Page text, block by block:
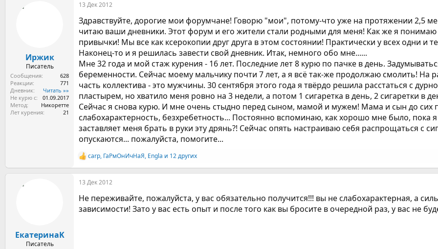
Иржик
Писатель
Сообщения
628
Реакции
771
Дневник
Читать »»
Не курю с
01.09.2017
Метод
Никоретте
Лет курения
21
13 Дек 2012
Здравствуйте, дорогие мои форумчане! Говорю "мои", потому-что уже на протяжении 2,5
читаю ваши дневники. Этот форум и его жители стали родными для меня! Как же я понимаю
привычки! Мы все как ксерокопии друг друга в этом состоянии! Практически у всех одни
Наконец-то и я решилась завести свой дневник. Итак, немного обо мне......
Мне 32 года и мой стаж курения - 16 лет. Последние лет 8 курю по пачке в день.
беременности. Сейчас моему мальчику почти 7 лет, а я всё так-же продолжаю смолить! На
часть коллектива - это мужчины. 30 сентября этого года я твёрдо решила расстаться с
пластырем, но хватило меня ровно на 3 недели, а потом 1 сигаретка в день, 2 сигаретки в
Сейчас я снова курю. И мне очень стыдно перед сыном, мамой и мужем! Мама и сын до сих
слабохарактерность, безхребетность... Постоянно вспоминаю, как хорошо мне было, пока
заставляет меня брать в руки эту дрянь?! Сейчас опять настраиваю себя распрощаться с
опускаются... пожалуйста, помогите...
Р
е
а
к
и
и
:
carp, ГаРмОнИчНаЯ, Engla и 12 других
ЕкатеринаK
Писатель
13 Дек 2012
Не переживайте, пожалуйста, у вас обязательно получится!!! вы не слабохарактерная, а
зависимости! Зато у вас есть опыт и после того как вы бросите в очередной раз, у вас не